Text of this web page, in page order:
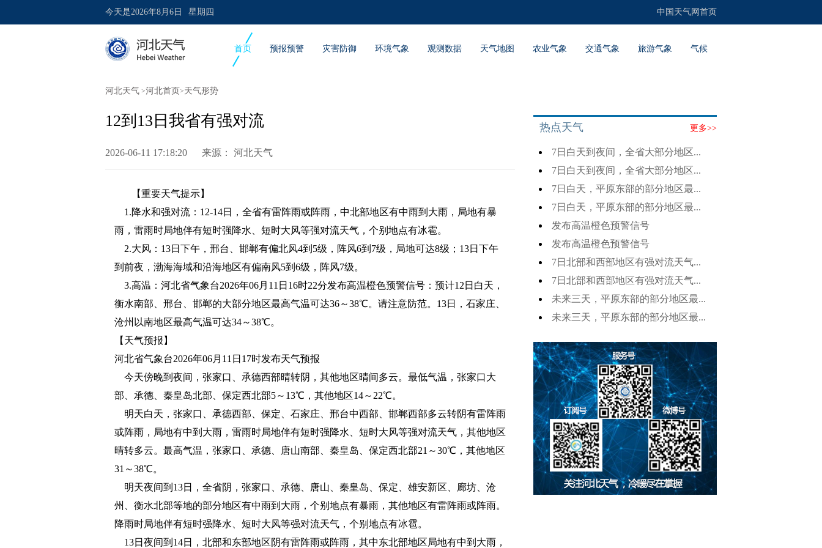
今天是2026年8月6日 星期四 中国天气网首页
首页 预报预警 灾害防御 环境气象 观测数据 天气地图 农业气象 交通气象 旅游气象 气候
河北天气 >河北首页 >天气形势
12到13日我省有强对流
2026-06-11 17:18:20 来源： 河北天气
【重要天气提示】
1.降水和强对流：12-14日，全省有雷阵雨或阵雨，中北部地区有中雨到大雨，局地有暴
雨，雷雨时局地伴有短时强降水、短时大风等强对流天气，个别地点有冰雹。
2.大风：13日下午，邢台、邯郸有偏北风4到5级，阵风6到7级，局地可达8级；13日下午
到前夜，渤海海域和沿海地区有偏南风5到6级，阵风7级。
3.高温：河北省气象台2026年06月11日16时22分发布高温橙色预警信号：预计12日白天，
衡水南部、邢台、邯郸的大部分地区最高气温可达36～38℃。请注意防范。13日，石家庄、
沧州以南地区最高气温可达34～38℃。
【天气预报】
河北省气象台2026年06月11日17时发布天气预报
今天傍晚到夜间，张家口、承德西部晴转阴，其他地区晴间多云。最低气温，张家口大
部、承德、秦皇岛北部、保定西北部5～13℃，其他地区14～22℃。
明天白天，张家口、承德西部、保定、石家庄、邢台中西部、邯郸西部多云转阴有雷阵雨
或阵雨，局地有中到大雨，雷雨时局地伴有短时强降水、短时大风等强对流天气，其他地区
晴转多云。最高气温，张家口、承德、唐山南部、秦皇岛、保定西北部21～30℃，其他地区
31～38℃。
明天夜间到13日，全省阴，张家口、承德、唐山、秦皇岛、保定、雄安新区、廊坊、沧
州、衡水北部等地的部分地区有中雨到大雨，个别地点有暴雨，其他地区有雷阵雨或阵雨。
降雨时局地伴有短时强降水、短时大风等强对流天气，个别地点有冰雹。
13日夜间到14日，北部和东部地区阴有雷阵雨或阵雨，其中东北部地区局地有中到大雨，
更多>>
热点天气
7日白天到夜间，全省大部分地区...
7日白天到夜间，全省大部分地区...
7日白天，平原东部的部分地区最...
7日白天，平原东部的部分地区最...
发布高温橙色预警信号
发布高温橙色预警信号
7日北部和西部地区有强对流天气...
7日北部和西部地区有强对流天气...
未来三天，平原东部的部分地区最...
未来三天，平原东部的部分地区最...